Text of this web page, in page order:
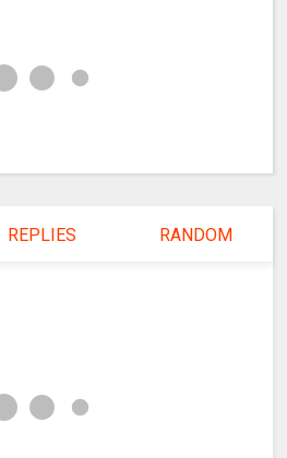
REPLIES RANDOM